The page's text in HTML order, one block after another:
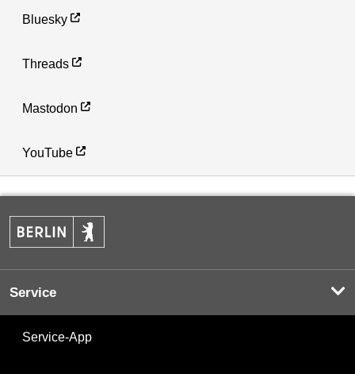
Bluesky
Threads
Mastodon
YouTube
Service
Service-App